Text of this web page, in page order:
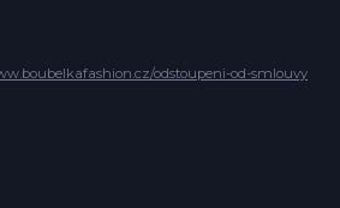
odstoupeni-od-smlouvy